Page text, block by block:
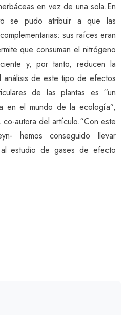
en vez de una sola.En
se pudo atribuir a que las
sus raíces eran
que consuman el nitrógeno
y, por tanto, reducen la
análisis de este tipo de efectos
de las plantas es “un
en el mundo de la ecología”,
autora del artículo.“Con este
hemos conseguido llevar
estudio de gases de efecto